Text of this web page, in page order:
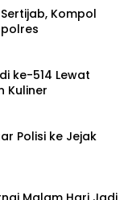
Kompol
ke-514 Lewat
Kuliner
Polisi ke Jejak